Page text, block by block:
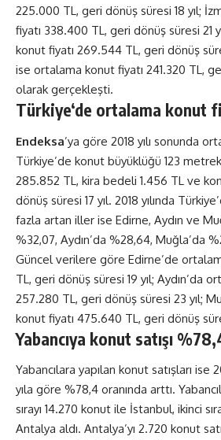
225.000 TL, geri dönüş süresi 18 yıl;
fiyatı 338.400 TL, geri dönüş süresi 21
konut fiyatı 269.544 TL, geri dönüş
ise ortalama konut fiyatı 241.320 TL,
olarak gerçekleşti.
Türkiye‘de ortalama konut
Endeksa’ya göre 2018 yılı sonunda
Türkiye’de konut büyüklüğü 123
285.852 TL, kira bedeli 1.456 TL ve
dönüş süresi 17 yıl. 2018 yılında
fazla artan iller ise Edirne, Aydın ve
%32,07, Aydın’da %28,64, Muğla’da
Güncel verilere göre Edirne’de
TL, geri dönüş süresi 19 yıl; Aydın’da
257.280 TL, geri dönüş süresi 23 yıl;
konut fiyatı 475.640 TL, geri dönüş
Yabancıya konut satışı
Yabancılara yapılan konut satışları ise
yıla göre %78,4 oranında arttı.
sırayı 14.270 konut ile İstanbul, ikinci
Antalya aldı. Antalya’yı 2.720 konut